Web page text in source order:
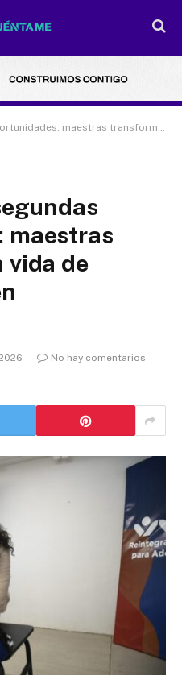
transforman la vida de adolescentes en internamiento
maestras
de
No hay comentarios